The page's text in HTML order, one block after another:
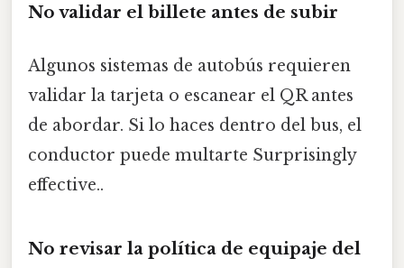
No validar el billete antes de subir
Algunos sistemas de autobús requieren
validar la tarjeta o escanear el QR antes
de abordar. Si lo haces dentro del bus, el
conductor puede multarte Surprisingly
effective..
No revisar la política de equipaje del